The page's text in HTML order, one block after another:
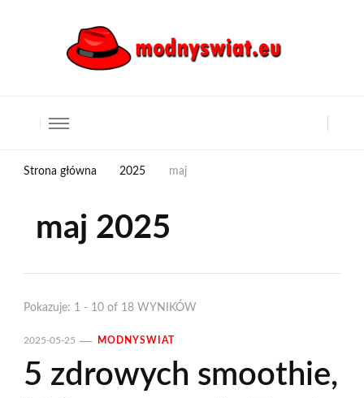
Strona główna 2025 maj
maj 2025
Pokazuje: 1 - 10 of 18 WYNIKÓW
2025-05-25 MODNYSWIAT
5 zdrowych smoothie,